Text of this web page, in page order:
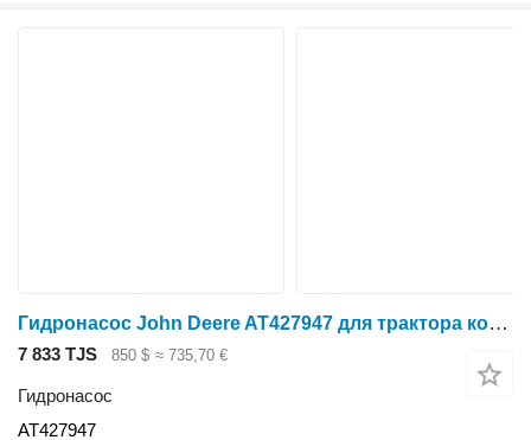
Гидронасос John Deere AT427947 для трактора колесного John Deere 325L, 410L, 710L
7 833 TJS 850 $ ≈ 735,70 €
Гидронасос
AT427947